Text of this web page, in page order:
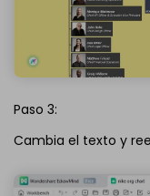
Paso 3:
Cambia el texto y